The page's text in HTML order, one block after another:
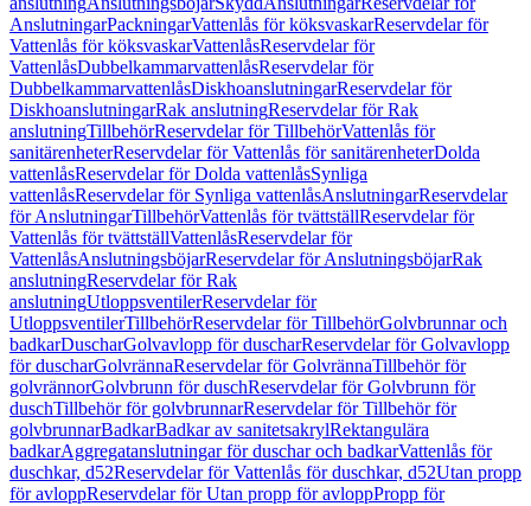
AnslutningarPackningarVattenlås för köksvaskarReservdelar för
Vattenlås för köksvaskarVattenlåsReservdelar för
VattenlåsDubbelkammarvattenlåsReservdelar för
DubbelkammarvattenlåsDiskhoanslutningarReservdelar för
DiskhoanslutningarRak anslutningReservdelar för Rak
anslutningTillbehörReservdelar för TillbehörVattenlås för
sanitärenheterReservdelar för Vattenlås för sanitärenheterDolda
vattenlåsReservdelar för Dolda vattenlåsSynliga
vattenlåsReservdelar för Synliga vattenlåsAnslutningarReservdelar
för AnslutningarTillbehörVattenlås för tvättställReservdelar för
Vattenlås för tvättställVattenlåsReservdelar för
VattenlåsAnslutningsböjarReservdelar för AnslutningsböjarRak
anslutningReservdelar för Rak
anslutningUtloppsventilerReservdelar för
UtloppsventilerTillbehörReservdelar för TillbehörGolvbrunnar och
badkarDuscharGolvavlopp för duscharReservdelar för Golvavlopp
för duscharGolvrännaReservdelar för GolvrännaTillbehör för
golvrännorGolvbrunn för duschReservdelar för Golvbrunn för
duschTillbehör för golvbrunnarReservdelar för Tillbehör för
golvbrunnarBadkarBadkar av sanitetsakrylRektangulära
badkarAggregatanslutningar för duschar och badkarVattenlås för
duschkar, d52Reservdelar för Vattenlås för duschkar, d52Utan propp
för avloppReservdelar för Utan propp för avloppPropp för